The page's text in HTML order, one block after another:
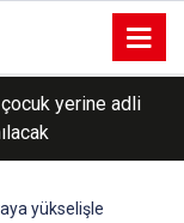
yerine adli
yükselişle